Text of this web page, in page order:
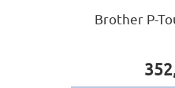
Brother P-